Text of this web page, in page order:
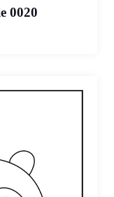
0020